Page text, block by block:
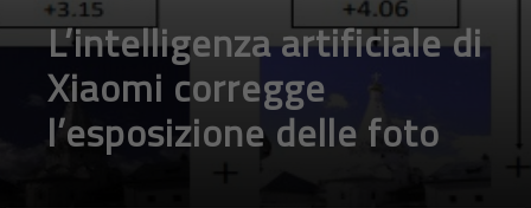
L’intelligenza artificiale di
Xiaomi corregge
l’esposizione delle foto